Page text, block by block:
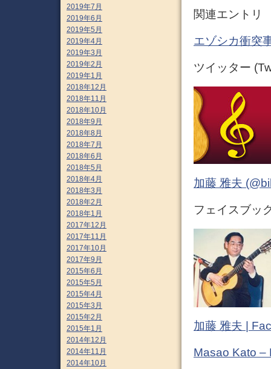
関連エントリ
エゾシカ衝突
ツイッター
加藤 雅夫
フェイスブッ
加藤 雅夫 |
Masao Kato –
2019年7月
2019年6月
2019年5月
2019年4月
2019年3月
2019年2月
2019年1月
2018年12月
2018年11月
2018年10月
2018年9月
2018年8月
2018年7月
2018年6月
2018年5月
2018年4月
2018年3月
2018年2月
2018年1月
2017年12月
2017年11月
2017年10月
2017年9月
2015年6月
2015年5月
2015年4月
2015年3月
2015年2月
2015年1月
2014年12月
2014年11月
2014年10月